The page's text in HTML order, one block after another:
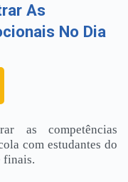
As
No Dia
as competências
com estudantes do
finais.